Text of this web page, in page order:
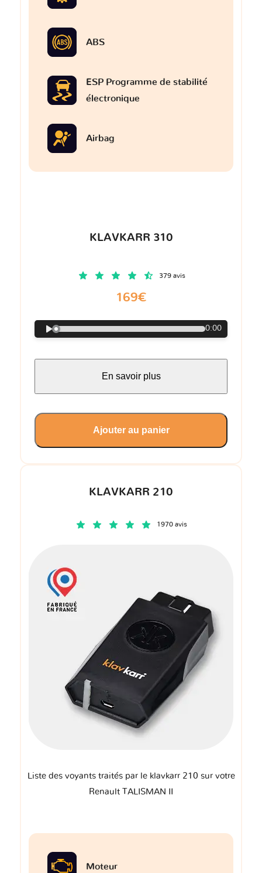
KLAVKARR 210
1970 avis
Liste des voyants traités par le klavkarr 210 sur votre
Renault TALISMAN II
Moteur
ABS
ESP Programme de stabilité
électronique
Airbag
KLAVKARR 310
379 avis
169€
0:00
En savoir plus
Ajouter au panier